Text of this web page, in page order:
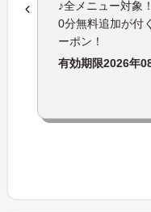
♪全メニュー対象
0分無料追加が付
ーポン！
有効期限2026年